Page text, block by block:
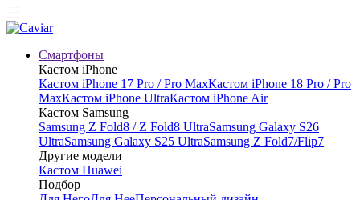
Смартфоны
Кастом iPhone
Кастом iPhone 17 Pro / Pro MaxКастом iPhone 18 Pro / Pro
MaxКастом iPhone UltraКастом iPhone Air
Кастом Samsung
Samsung Z Fold8 / Z Fold8 UltraSamsung Galaxy S26
UltraSamsung Galaxy S25 UltraSamsung Z Fold7/Flip7
Другие модели
Кастом Huawei
Подбор